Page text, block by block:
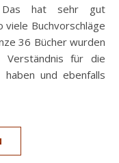
Das hat sehr gut
Buchvorschläge
36 Bücher wurden
Verständnis für die
und ebenfalls